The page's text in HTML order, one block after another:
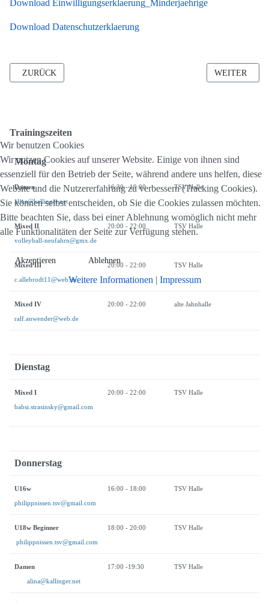
Download Einwilligungserklaerung_Minderjaehrige
Download Datenschutzerklaerung
VORHERIGER BEITRAG: AUFSTIEG NACH PACKENDER
ZURÜCK NÄCHSTER
WEITER
Trainingszeiten
Montag
Damen
alina@kallinger.net
16:30 - 19:00 TSV Halle
Mixed II
volleyball-neufahrn@gmx.de
20:00 - 22:00 TSV Halle
Mixed III
c.allebrodt11@web.de
20:00 - 22:00 TSV Halle
Mixed IV
ralf.anwender@web.de
20:00 - 22:00 alte Jahnhalle
Dienstag
Mixed I
babsi.strasinsky@gmail.com
20:00 - 22:00 TSV Halle
Donnerstag
U16w
philippnissen.tsv@gmail.com
16:00 - 18:00 TSV Halle
U18w Beginner
philippnissen.tsv@gmail.com
18:00 - 20:00 TSV Halle
Damen
alina@kallinger.net
17:00 -19:30 TSV Halle
Wir benutzen Cookies
Wir nutzen Cookies auf unserer Website. Einige von ihnen sind
essenziell für den Betrieb der Seite, während andere uns helfen, diese
Website und die Nutzererfahrung zu verbessern (Tracking Cookies).
Sie können selbst entscheiden, ob Sie die Cookies zulassen möchten.
Bitte beachten Sie, dass bei einer Ablehnung womöglich nicht mehr
alle Funktionalitäten der Seite zur Verfügung stehen.
Akzeptieren Ablehnen
Weitere Informationen | Impressum